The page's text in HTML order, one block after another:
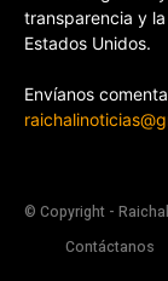
transparencia y
Estados Unidos.
Envíanos
© Copyright -
Contáctanos